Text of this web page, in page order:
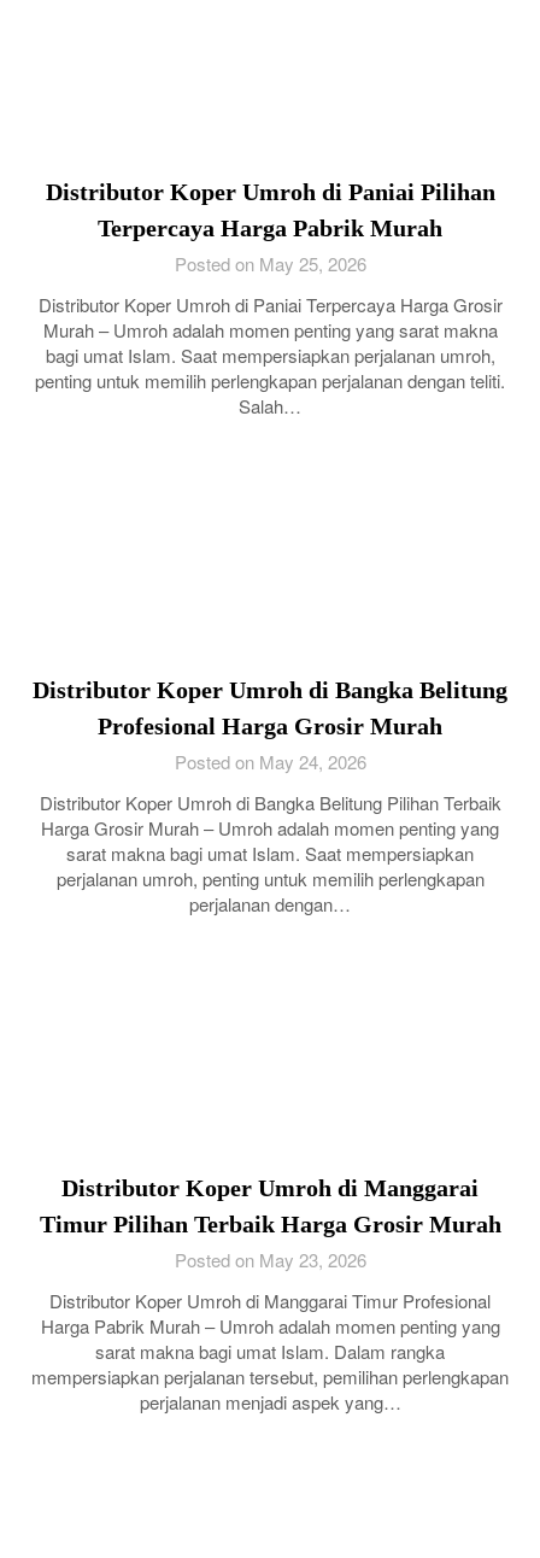
Distributor Koper Umroh di Paniai Pilihan
Terpercaya Harga Pabrik Murah
Posted on May 25, 2026
Distributor Koper Umroh di Paniai Terpercaya Harga Grosir
Murah – Umroh adalah momen penting yang sarat makna
bagi umat Islam. Saat mempersiapkan perjalanan umroh,
penting untuk memilih perlengkapan perjalanan dengan teliti.
Salah…
Distributor Koper Umroh di Bangka Belitung
Profesional Harga Grosir Murah
Posted on May 24, 2026
Distributor Koper Umroh di Bangka Belitung Pilihan Terbaik
Harga Grosir Murah – Umroh adalah momen penting yang
sarat makna bagi umat Islam. Saat mempersiapkan
perjalanan umroh, penting untuk memilih perlengkapan
perjalanan dengan…
Distributor Koper Umroh di Manggarai
Timur Pilihan Terbaik Harga Grosir Murah
Posted on May 23, 2026
Distributor Koper Umroh di Manggarai Timur Profesional
Harga Pabrik Murah – Umroh adalah momen penting yang
sarat makna bagi umat Islam. Dalam rangka
mempersiapkan perjalanan tersebut, pemilihan perlengkapan
perjalanan menjadi aspek yang…